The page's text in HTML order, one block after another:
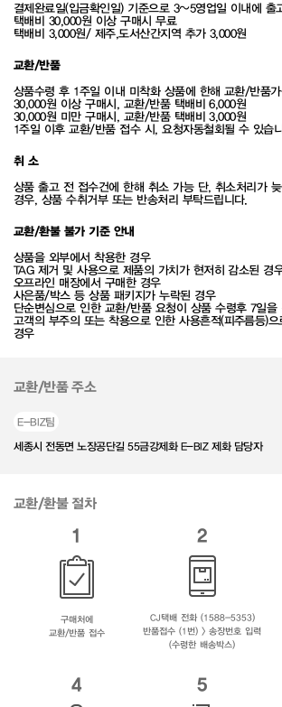
결제완료일(입금확인일) 기준으로 3~5영업일 이내에 출
택배비 30,000원 이상 구매시 무료
택배비 3,000원/ 제주,도서산간지역 추가 3,000원
교환/반품
상품수령 후 1주일 이내 미착화 상품에 한해 교환/반품
30,000원 이상 구매시, 교환/반품 택배비 6,000원
30,000원 미만 구매시, 교환/반품 택배비 3,000원
1주일 이후 교환/반품 접수 시, 요청자동철회될 수 있습
취 소
상품 출고 전 접수건에 한해 취소 가능 단, 취소처리가
경우, 상품 수취거부 또는 반송처리 부탁드립니다.
교환/환불 불가 기준 안내
상품을 외부에서 착용한 경우
TAG 제거 및 사용으로 제품의 가치가 현저히 감소된 경
오프라인 매장에서 구매한 경우
사은품/박스 등 상품 패키지가 누락된 경우
단순변심으로 인한 교환/반품 요청이 상품 수령후 7일을
고객의 부주의 또는 착용으로 인한 사용흔적(피주름등)
경우
교환/반품 주소
E-BIZ팀
세종시 전동면 노장공단길 55금강제화 E-BIZ 제화 담당자
교환/환불 절차
1
구매처에
교환/반품 접수
2
CJ택배 전화 (1588-5353)
반품접수 (1번) > 송장번호 입력
(수령한 배송박스)
4 5